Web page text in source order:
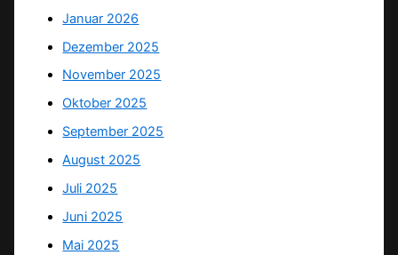
Januar 2026
Dezember 2025
November 2025
Oktober 2025
September 2025
August 2025
Juli 2025
Juni 2025
Mai 2025